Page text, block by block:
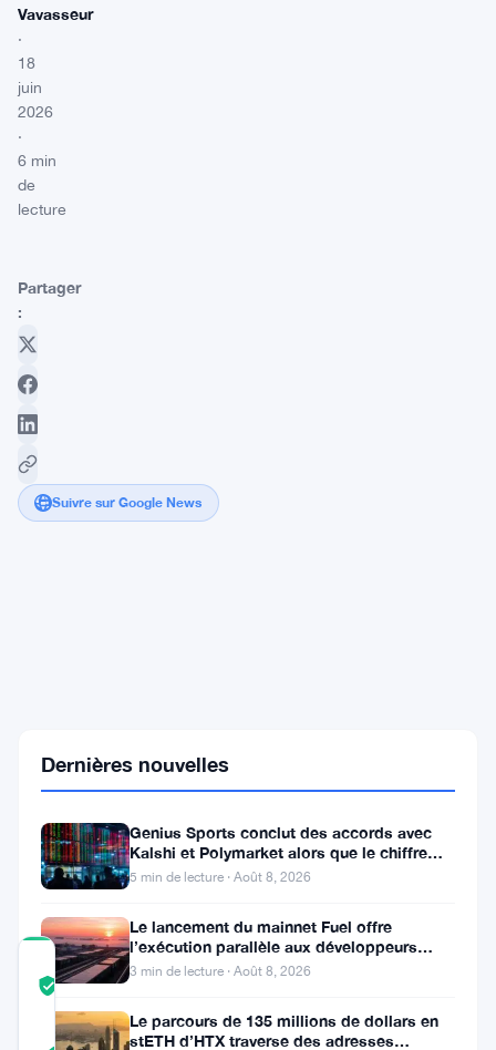
Vavasseur
·
18
juin
2026
·
6 min
de
lecture
Partager
:
Suivre sur Google News
cryptos,
avertissant
échanges
portefeuilles
COMMUNITY
TRUST
13
Dernières nouvelles
Genius Sports conclut des accords avec
Kalshi et Polymarket alors que le chiffre
d’affaires du T2 atteint
5 min de lecture · Août 8, 2026
Le lancement du mainnet Fuel offre
l’exécution parallèle aux développeurs
d’Ethereum
3 min de lecture · Août 8, 2026
Le parcours de 135 millions de dollars en
stETH d’HTX traverse des adresses